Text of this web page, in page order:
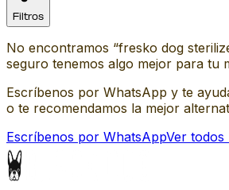
Filtros
No encontramos “fresko dog
seguro tenemos algo mejor para tu
Escríbenos por WhatsApp y te
o te recomendamos la mejor
Escríbenos por WhatsAppVer